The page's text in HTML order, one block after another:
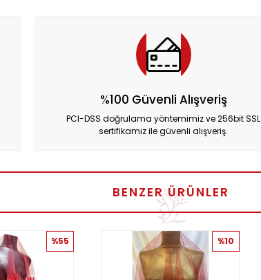
%100 Güvenli Alışveriş
PCI-DSS doğrulama yöntemimiz ve 256bit SSL
sertifikamız ile güvenli alışveriş.
BENZER ÜRÜNLER
%55 %10